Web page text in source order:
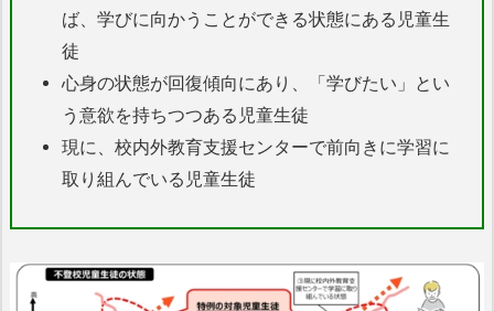
ば、学びに向かうことができる状態にある児童生
徒
心身の状態が回復傾向にあり、「学びたい」とい
う意欲を持ちつつある児童生徒
現に、校内外教育支援センターで前向きに学習に
取り組んでいる児童生徒